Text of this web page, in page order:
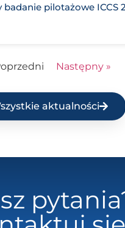
pilotażowe ICCS
Następny »
aktualności